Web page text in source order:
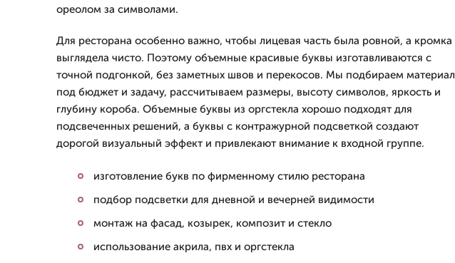
ореолом за символами.
Для ресторана особенно важно, чтобы лицевая часть была ровной, а кромка
выглядела чисто. Поэтому объемные красивые буквы изготавливаются с
точной подгонкой, без заметных швов и перекосов. Мы подбираем материал
под бюджет и задачу, рассчитываем размеры, высоту символов, яркость и
глубину короба. Объемные буквы из оргстекла хорошо подходят для
подсвеченных решений, а буквы с контражурной подсветкой создают
дорогой визуальный эффект и привлекают внимание к входной группе.
изготовление букв по фирменному стилю ресторана
подбор подсветки для дневной и вечерней видимости
монтаж на фасад, козырек, композит и стекло
использование акрила, пвх и оргстекла